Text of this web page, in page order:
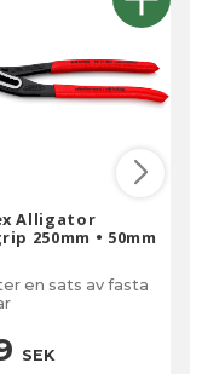
Alligator
250mm • 50mm
en sats av fasta
SEK